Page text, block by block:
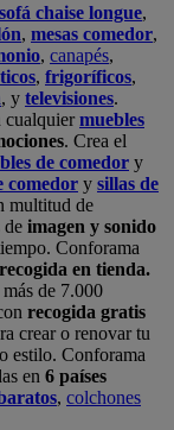
sofá chaise longue,
, mesas comedor,
, canapés,
, frigoríficos,
, y televisiones.
cualquiermuebles
. Crea el
de comedor y
comedor y sillas de
multitud de
de imagen y sonido
Conforama
en tienda.
de 7.000
recogida gratis
crear o renovar tu
estilo. Conforama
en 6 países
, colchones